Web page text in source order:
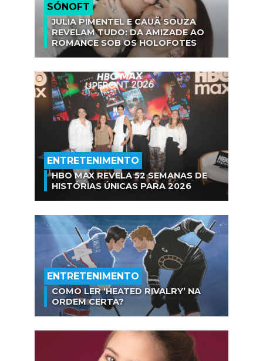
SÓNOFT
JULIA PIMENTEL E CAUÃ SOUZA
REVELAM TUDO: DA AMIZADE AO
ROMANCE SOB OS HOLOFOTES
ENTRETENIMENTO
HBO MAX REVELA 52 SEMANAS DE
HISTÓRIAS ÚNICAS PARA 2026
ENTRETENIMENTO
COMO LER ‘HEATED RIVALRY’ NA
ORDEM CERTA?